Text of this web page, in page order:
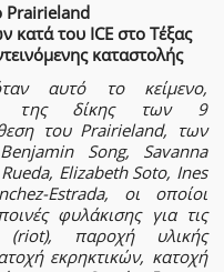
Prairieland
κατά του ICE στο Τέξας
καταστολής
αυτό το κείμενο,
της δίκης των 9
του Prairieland, των
Song, Savanna
Elizabeth Soto, Ines
Estrada, οι οποίοι
φυλάκισης για τις
(riot), παροχή υλικής
εκρηκτικών, κατοχή